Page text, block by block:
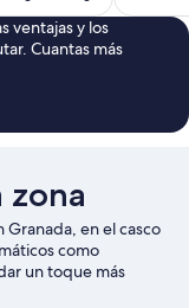
de
85 €
ventajas y los
Cuantas más
zona
Granada, en el casco
como
un toque más
de Sierra Nevada.